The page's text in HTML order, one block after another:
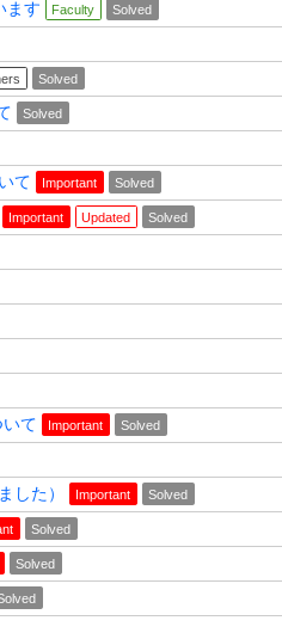
ます Faculty Solved
Solved
Solved
て Important Solved
Important Updated Solved
て Important Solved
した） Important Solved
Solved
Solved